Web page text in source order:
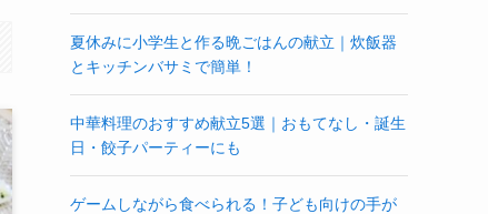
夏休みに小学生と作る晩ごはんの献立｜炊飯器
とキッチンバサミで簡単！
中華料理のおすすめ献立5選｜おもてなし・誕生
日・餃子パーティーにも
ゲームしながら食べられる！子ども向けの手が